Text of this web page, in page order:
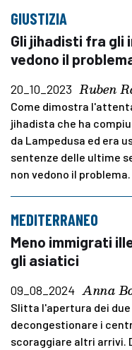
GIUSTIZIA
Gli jihadisti fra gli
vedono il
20_10_2023 Ruben
Come dimostra
jihadista che ha
da Lampedusa ed era
sentenze delle ultime
non vedono il problema.
MEDITERRANEO
Meno immigrati
gli asiatici
09_08_2024 Anna
Slitta l'apertura dei
decongestionare i
scoraggiare altri arrivi.